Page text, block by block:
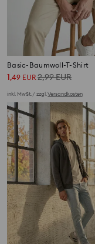
Basic-Baumwoll-T-Shirt
1,49 EUR 2,99EUR
inkl. MwSt. / zzgl.Versandkosten